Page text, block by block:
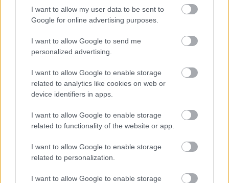
I want to allow my user data to be sent to
Google for online advertising purposes.
I want to allow Google to send me
personalized advertising.
I want to allow Google to enable storage
related to analytics like cookies on web or
device identifiers in apps.
I want to allow Google to enable storage
related to functionality of the website or app.
I want to allow Google to enable storage
related to personalization.
I want to allow Google to enable storage
BBurago Ford Sierra Texaco
ToyaHSW•2026. május 05.
A mai napon ismét egy Pető Gábortól kapott játékot
mutatok be nektek. A választásom ezúttal is egy
kisautóra esett, amit az előzőhöz hasonlóan a
BBurago cég készített. Úgy tűnik Gábor életében
inkább a Burago kisautók voltak preferálva a
Matchbox helyett, amit meg is tudok érteni.A Burago
céget már…